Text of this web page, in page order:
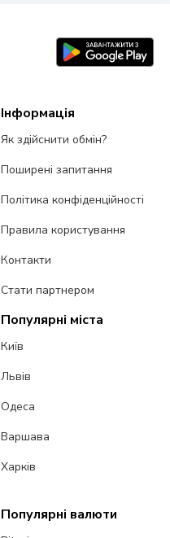
Інформація
Як здійснити обмін?
Поширені запитання
Політика конфіденційності
Правила користування
Контакти
Стати партнером
Популярні міста
Київ
Львів
Одеса
Варшава
Харків
Популярні валюти